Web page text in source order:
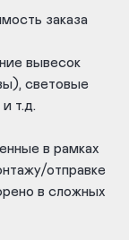
заказа
вывесок
световые
т.д.
в рамках
отправке
в сложных